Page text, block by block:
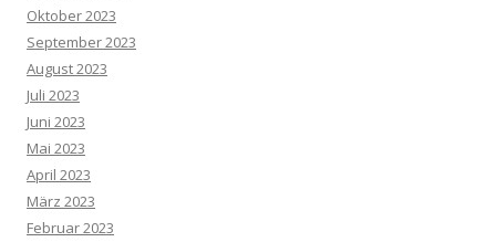
Oktober 2023
September 2023
August 2023
Juli 2023
Juni 2023
Mai 2023
April 2023
März 2023
Februar 2023